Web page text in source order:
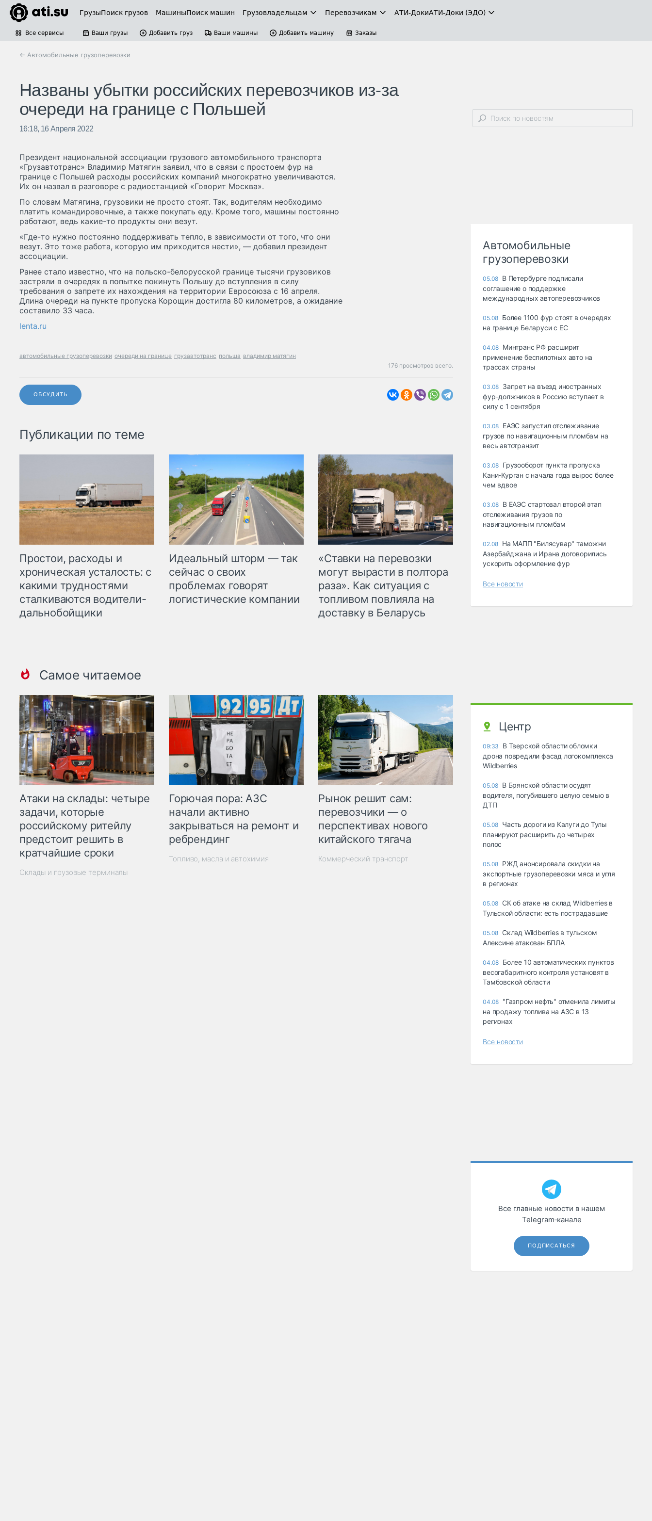
ГрузыПоиск грузов МашиныПоиск машин Грузовладельцам Перевозчикам АТИ-ДокиАТИ-Доки (ЭДО)
Все сервисы Ваши грузы Добавить груз Ваши машины Добавить машину Заказы
← Автомобильные грузоперевозки
Названы убытки российских перевозчиков из-за
очереди на границе с Польшей
16:18, 16 Апреля 2022
Президент национальной ассоциации грузового автомобильного транспорта
«Грузавтотранс» Владимир Матягин заявил, что в связи с простоем фур на
границе с Польшей расходы российских компаний многократно увеличиваются.
Их он назвал в разговоре с радиостанцией «Говорит Москва».
По словам Матягина, грузовики не просто стоят. Так, водителям необходимо
платить командировочные, а также покупать еду. Кроме того, машины постоянно
работают, ведь какие-то продукты они везут.
«Где-то нужно постоянно поддерживать тепло, в зависимости от того, что они
везут. Это тоже работа, которую им приходится нести», — добавил президент
ассоциации.
Ранее стало известно, что на польско-белорусской границе тысячи грузовиков
застряли в очередях в попытке покинуть Польшу до вступления в силу
требования о запрете их нахождения на территории Евросоюза с 16 апреля.
Длина очереди на пункте пропуска Корощин достигла 80 километров, а ожидание
составило 33 часа.
lenta.ru
автомобильные грузоперевозки очереди на границе грузавтотранс польша владимир матягин
176 просмотров всего.
ОБСУДИТЬ
Публикации по теме
Простои, расходы и
хроническая усталость: с
какими трудностями
сталкиваются водители-
дальнобойщики
Идеальный шторм — так
сейчас о своих
проблемах говорят
логистические компании
«Ставки на перевозки
могут вырасти в полтора
раза». Как ситуация с
топливом повлияла на
доставку в Беларусь
Самое читаемое
Атаки на склады: четыре
задачи, которые
российскому ритейлу
предстоит решить в
кратчайшие сроки
Склады и грузовые терминалы
Горючая пора: АЗС
начали активно
закрываться на ремонт и
ребрендинг
Топливо, масла и автохимия
Рынок решит сам:
перевозчики — о
перспективах нового
китайского тягача
Коммерческий транспорт
Автомобильные
грузоперевозки
05.08 В Петербурге подписали
соглашение о поддержке
международных автоперевозчиков
05.08 Более 1100 фур стоят в очередях
на границе Беларуси с ЕС
04.08 Минтранс РФ расширит
применение беспилотных авто на
трассах страны
03.08 Запрет на въезд иностранных
фур-должников в Россию вступает в
силу с 1 сентября
03.08 ЕАЭС запустил отслеживание
грузов по навигационным пломбам на
весь автотранзит
03.08 Грузооборот пункта пропуска
Кани-Курган с начала года вырос более
чем вдвое
03.08 В ЕАЭС стартовал второй этап
отслеживания грузов по
навигационным пломбам
02.08 На МАПП "Билясувар" таможни
Азербайджана и Ирана договорились
ускорить оформление фур
Все новости
Центр
09:33
В Тверской области обломки
дрона повредили фасад логокомплекса
Wildberries
05.08 В Брянской области осудят
водителя, погубившего целую семью в
ДТП
05.08 Часть дороги из Калуги до Тулы
планируют расширить до четырех
полос
05.08 РЖД анонсировала скидки на
экспортные грузоперевозки мяса и угля
в регионах
05.08 СК об атаке на склад Wildberries в
Тульской области: есть пострадавшие
05.08 Склад Wildberries в тульском
Алексине атакован БПЛА
04.08 Более 10 автоматических пунктов
весогабаритного контроля установят в
Тамбовской области
04.08 "Газпром нефть" отменила лимиты
на продажу топлива на АЗС в 13
регионах
Все новости
Все главные новости в нашем
Telegram‑канале
ПОДПИСАТЬСЯ